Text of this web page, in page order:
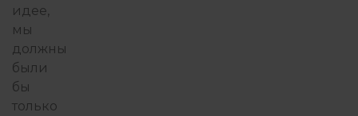
идее,
мы
должны
были
бы
только